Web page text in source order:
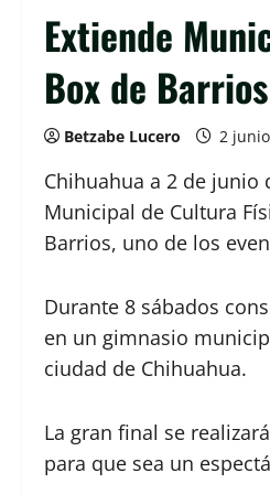
Extiende
Box de Barrios
Betzabe Lucero 2
Chihuahua a 2 de junio
Municipal de Cultura
Barrios, uno de los
Durante 8 sábados
en un gimnasio
ciudad de Chihuahua.
La gran final se
para que sea un